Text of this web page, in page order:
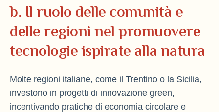
b. Il ruolo delle comunità e
delle regioni nel promuovere
tecnologie ispirate alla natura
Molte regioni italiane, come il Trentino o la Sicilia,
investono in progetti di innovazione green,
incentivando pratiche di economia circolare e